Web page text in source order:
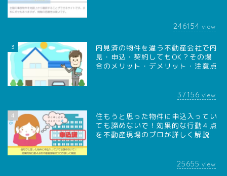
246154 view
3
内見済の物件を違う不動産会社で内
見・申込・契約してもOK？その場
合のメリット・デメリット・注意点
37156 view
4
住もうと思った物件に申込入ってい
ても諦めないで！効果的な行動４点
を不動産現場のプロが詳しく解説
25655 view